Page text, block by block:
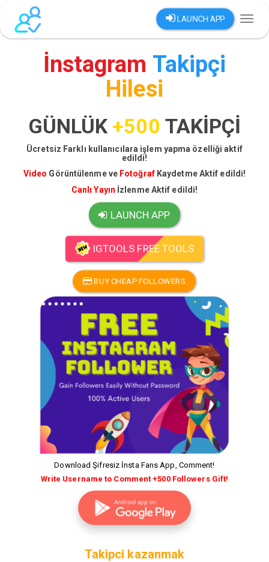
LAUNCH APP
İnstagram Takipçi
Hilesi
GÜNLÜK +500 TAKİPÇİ
Ücretsiz Farklı kullanıcılara işlem yapma özelliği aktif
edildi!
Video Görüntülenme ve Fotoğraf Kaydetme Aktif edildi!
Canlı Yayın İzlenme Aktif edildi!
LAUNCH APP
IGTOOLS FREE TOOLS
BUY CHEAP FOLLOWERS
Download Şifresiz İnsta Fans App, Comment!
Write Username to Comment +500 Followers Gift!
Takipci kazanmak